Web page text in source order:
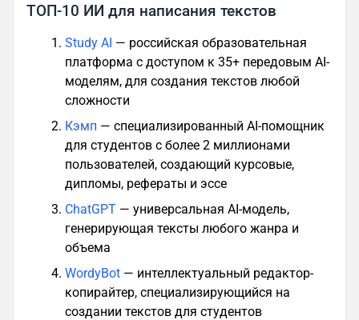
ТОП-10 ИИ для написания текстов
Study AI — российская образовательная
платформа с доступом к 35+ передовым AI-
моделям, для создания текстов любой
сложности
Кэмп — специализированный AI-помощник
для студентов с более 2 миллионами
пользователей, создающий курсовые,
дипломы, рефераты и эссе
ChatGPT — универсальная AI-модель,
генерирующая тексты любого жанра и
объема
WordyBot — интеллектуальный редактор-
копирайтер, специализирующийся на
создании текстов для студентов